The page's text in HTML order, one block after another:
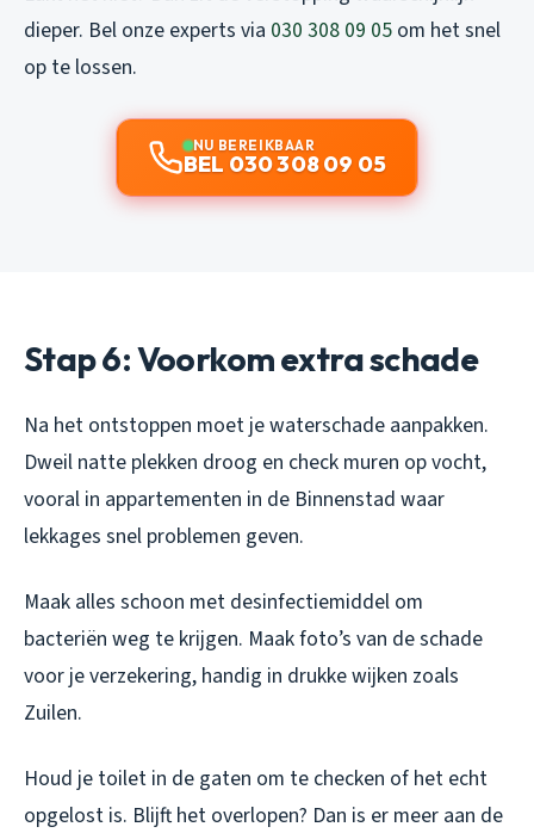
dieper. Bel onze experts via 030 308 09 05 om het snel
op te lossen.
NU BEREIKBAAR
BEL 030 308 09 05
Stap 6: Voorkom extra schade
Na het ontstoppen moet je waterschade aanpakken.
Dweil natte plekken droog en check muren op vocht,
vooral in appartementen in de Binnenstad waar
lekkages snel problemen geven.
Maak alles schoon met desinfectiemiddel om
bacteriën weg te krijgen. Maak foto’s van de schade
voor je verzekering, handig in drukke wijken zoals
Zuilen.
Houd je toilet in de gaten om te checken of het echt
opgelost is. Blijft het overlopen? Dan is er meer aan de